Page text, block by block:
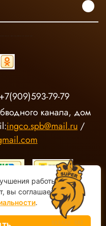
+7(909)593-79-79
канала, дом
ingco.spb@mail.ru /
INGCO ©2020-
работы сайта.
вы соглашаетесь с
.